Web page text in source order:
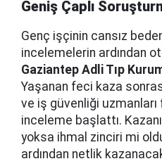
Geniş Çaplı
Genç işçinin cansız
incelemelerin ardından
Gaziantep Adli Tıp
Yaşanan feci kaza
ve iş güvenliği
inceleme başlattı.
yoksa ihmal zinciri mi
ardından netlik